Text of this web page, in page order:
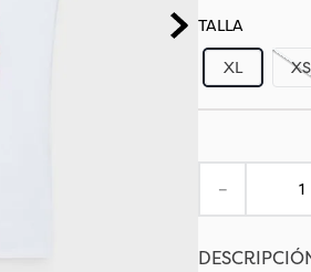
TALLA
XS
XL
－